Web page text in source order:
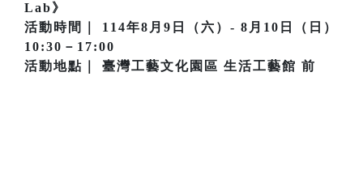
Lab》
活動時間｜ 114年8月9日（六）- 8月10日（日）
10:30－17:00
活動地點｜ 臺灣工藝文化園區 生活工藝館 前